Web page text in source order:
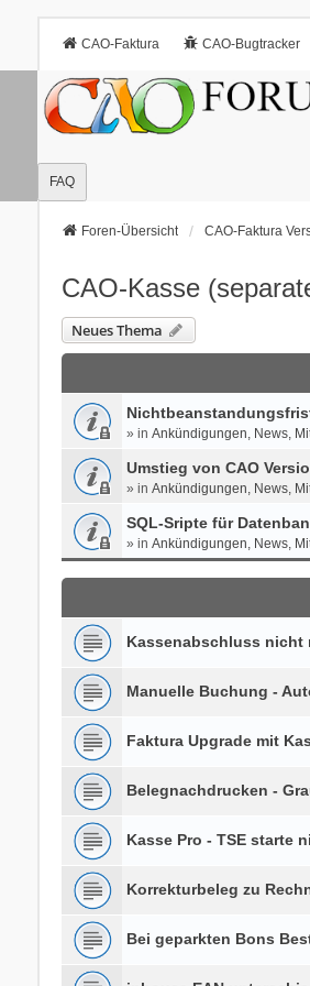
CAO-Faktura CAO-Bugtracker
FAQ
Foren-Übersicht CAO-Faktura
CAO-Kasse
Neues Thema
» in Ankündigungen, News,
Umstieg von CAO
» in Ankündigungen, News,
SQL-Sripte für
» in Ankündigungen, News,
Kassenabschluss nicht
Manuelle Buchung -
Faktura Upgrade mit
Belegnachdrucken -
Kasse Pro - TSE starte
Korrekturbeleg zu
Bei geparkten Bons